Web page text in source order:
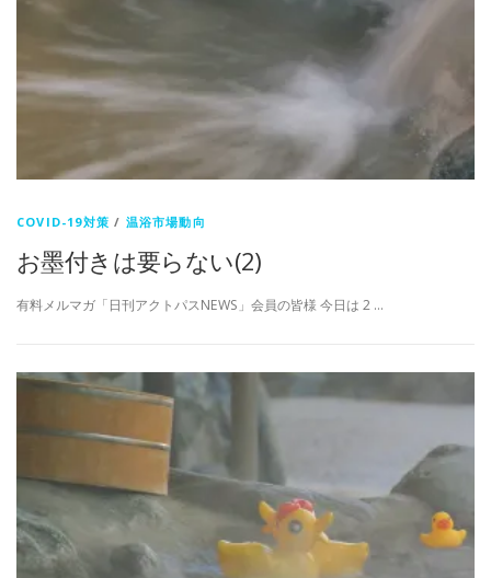
COVID-19対策 / 温浴市場動向
お墨付きは要らない(2)
有料メルマガ「日刊アクトパスNEWS」会員の皆様 今日は 2 …